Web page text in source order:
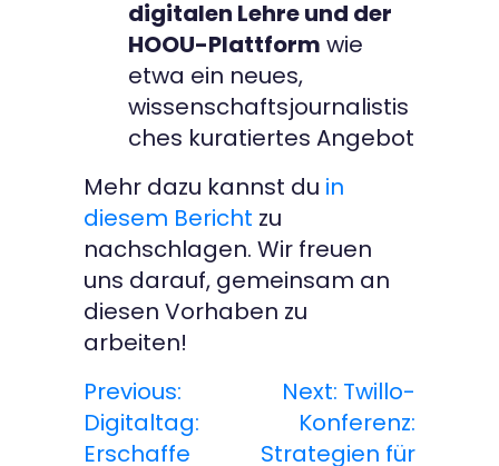
digitalen Lehre und der
HOOU-Plattform wie
etwa ein neues,
wissenschaftsjournalistis
ches kuratiertes Angebot
Mehr dazu kannst du in
diesem Bericht zu
nachschlagen. Wir freuen
uns darauf, gemeinsam an
diesen Vorhaben zu
arbeiten!
B
e
Previous:
Digitaltag:
Erschaffe
Next: Twillo-
Konferenz:
Strategien für